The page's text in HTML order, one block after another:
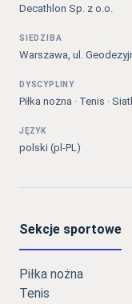
Decathlon Sp. z o.o.
SIEDZIBA
Warszawa, ul.
DYSCYPLINY
Piłka nożna · Tenis ·
JĘZYK
polski (pl-PL)
Sekcje sportowe
Piłka nożna
Tenis